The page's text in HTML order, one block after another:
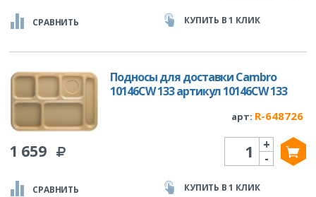
СРАВНИТЬ КУПИТЬ В 1 КЛИК
Подносы для доставки Cambro
10146CW 133 артикул 10146CW 133
арт: R-648726
1 659 Количество
-
+
СРАВНИТЬ КУПИТЬ В 1 КЛИК